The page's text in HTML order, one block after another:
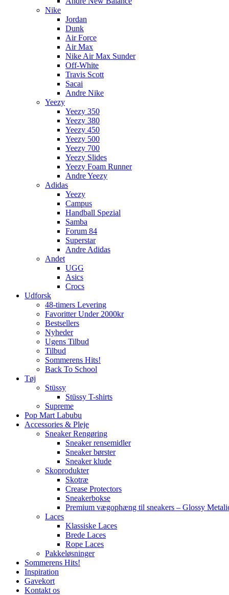
Nike
Jordan
Dunk
Air Force
Air Max
Nike Air Max Sunder
Off-White
Travis Scott
Sacai
Andre Nike
Yeezy
Yeezy 350
Yeezy 380
Yeezy 450
Yeezy 500
Yeezy 700
Yeezy Slides
Yeezy Foam Runner
Andre Yeezy
Adidas
Yeezy
Campus
Handball Spezial
Samba
Forum 84
Superstar
Andre Adidas
Andet
UGG
Asics
Crocs
Udforsk
48-timers Levering
Favoritter Under 2000kr
Bestsellers
Nyheder
Ugens Tilbud
Tilbud
Sommerens Hits!
Back To School
Tøj
Stüssy
Stüssy T-shirts
Supreme
Pop Mart Labubu
Accessories & Pleje
Sneaker Rengøring
Sneaker rensemidler
Sneaker børster
Sneaker klude
Skoprodukter
Skotræ
Crease Protectors
Sneakerbokse
Premium vægophæng til sneakers – Glossy
Laces
Klassiske Laces
Brede Laces
Rope Laces
Pakkeløsninger
Sommerens Hits!
Inspiration
Gavekort
Kontakt os